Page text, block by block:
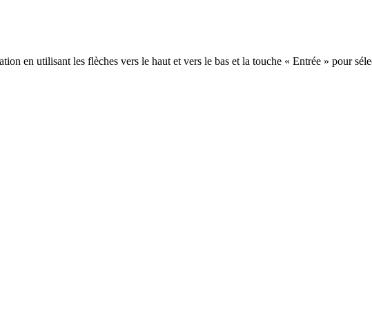
en utilisant les flèches vers le haut et vers le bas et la touche « Entrée » pour